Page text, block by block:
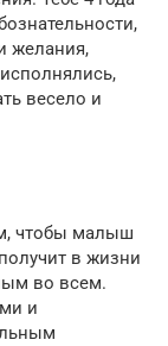
желания,
весело и
чтобы малыш
в жизни
во всем.
и